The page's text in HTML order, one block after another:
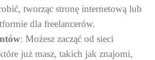
tworząc stronę internetową lub
dla freelancerów.
: Możesz zacząć od sieci
już masz, takich jak znajomi,